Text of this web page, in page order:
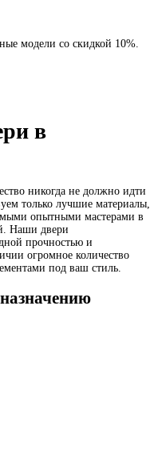
модели со скидкой 10%.
в
никогда не должно идти
только лучшие материалы,
опытными мастерами в
Наши двери
прочностью и
огромное количество
под ваш стиль.